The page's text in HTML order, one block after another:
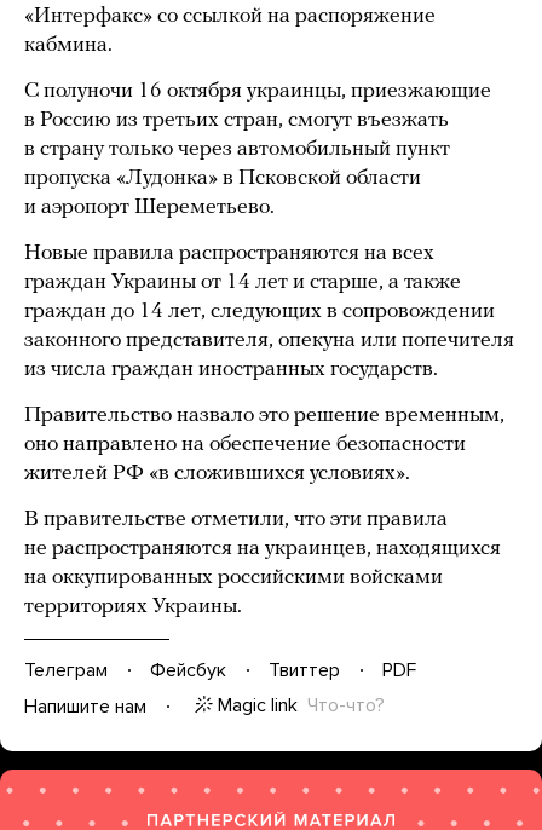
«Интерфакс» со ссылкой на распоряжение
кабмина.
С полуночи 16 октября украинцы, приезжающие
в Россию из третьих стран, смогут въезжать
в страну только через автомобильный пункт
пропуска «Лудонка» в Псковской области
и аэропорт Шереметьево.
Новые правила распространяются на всех
граждан Украины от 14 лет и старше, а также
граждан до 14 лет, следующих в сопровождении
законного представителя, опекуна или попечителя
из числа граждан иностранных государств.
Правительство назвало это решение временным,
оно направлено на обеспечение безопасности
жителей РФ «в сложившихся условиях».
В правительстве отметили, что эти правила
не распространяются на украинцев, находящихся
на оккупированных российскими войсками
территориях Украины.
Телеграм Фейсбук Твиттер
PDF
Напишите нам
Magic link Что-что?